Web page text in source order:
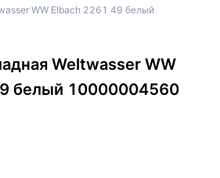
WW Elbach 2261 49 белый
Weltwasser WW
белый 10000004560